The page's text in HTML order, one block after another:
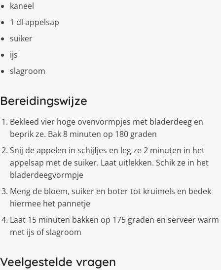
kaneel
1 dl appelsap
suiker
ijs
slagroom
Bereidingswijze
Bekleed vier hoge ovenvormpjes met bladerdeeg en
beprik ze. Bak 8 minuten op 180 graden
Snij de appelen in schijfjes en leg ze 2 minuten in het
appelsap met de suiker. Laat uitlekken. Schik ze in het
bladerdeegvormpje
Meng de bloem, suiker en boter tot kruimels en bedek
hiermee het pannetje
Laat 15 minuten bakken op 175 graden en serveer warm
met ijs of slagroom
Veelgestelde vragen